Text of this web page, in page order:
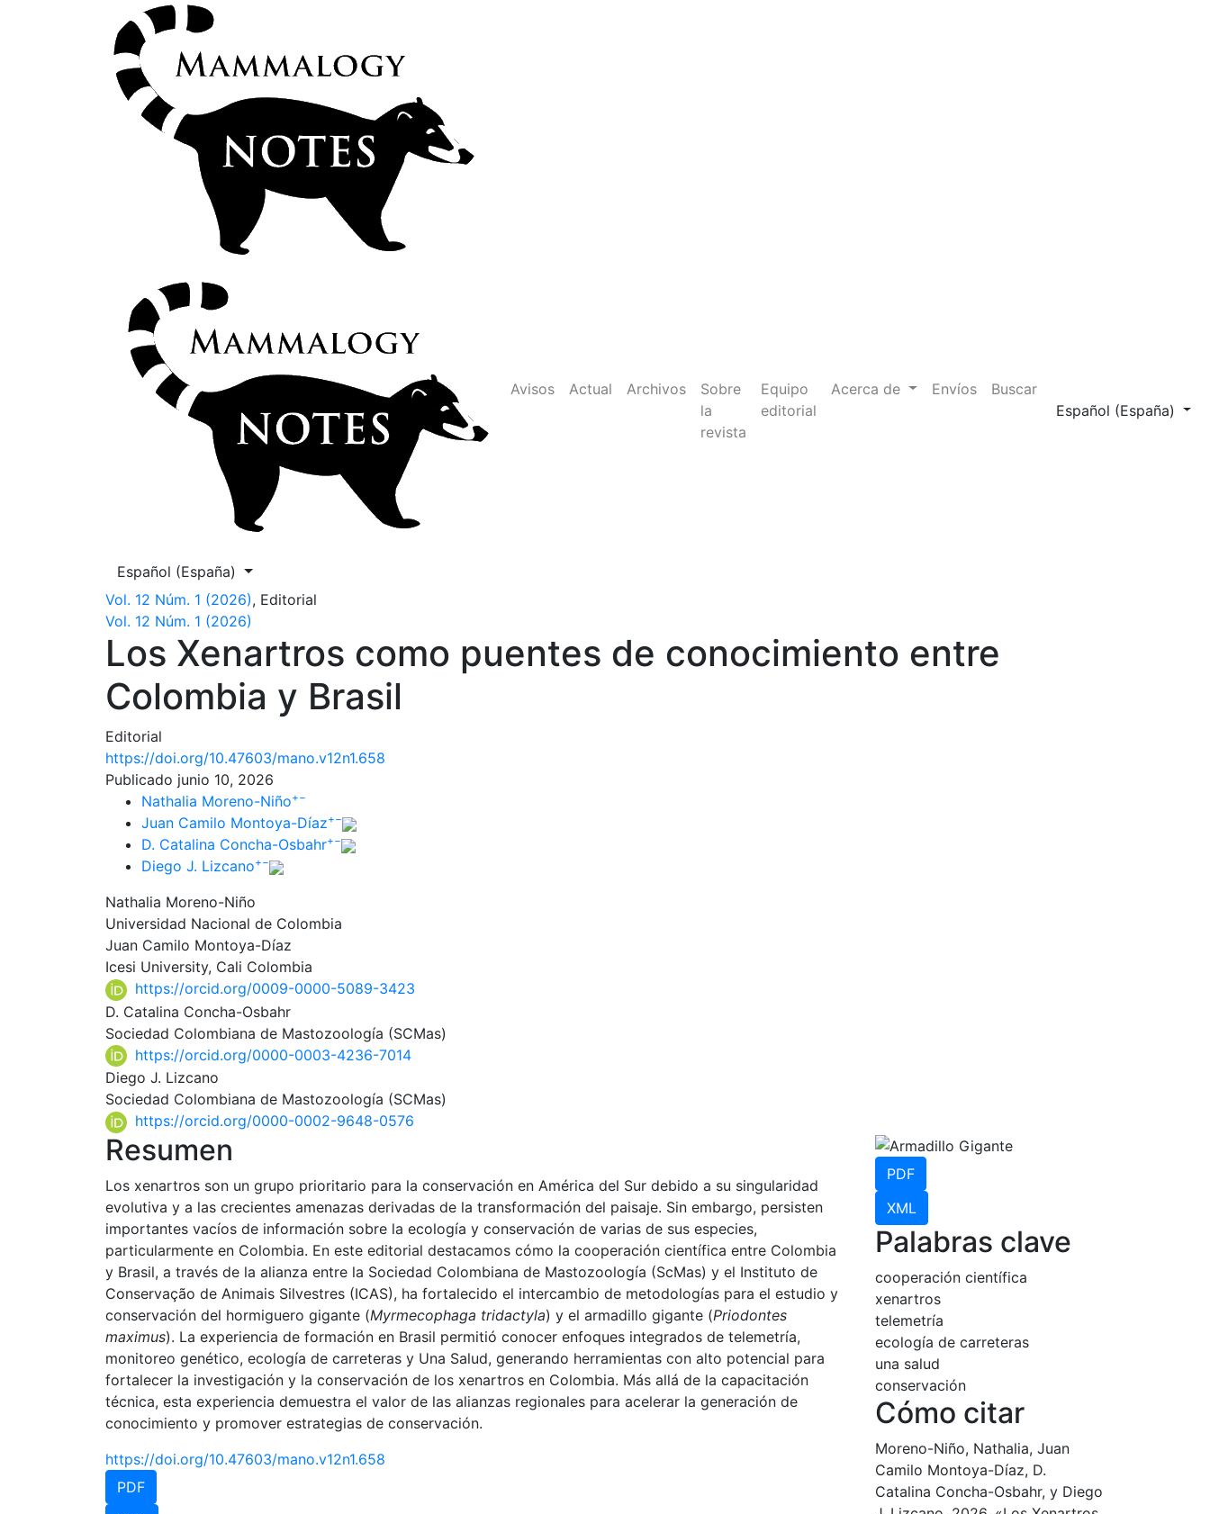
Los Xenartros como puentes de conocimiento entre Colombia y Brasil
Avisos Actual Archivos
Sobre
la
revista
Equipo
editorial
Acerca de Envíos
Buscar
Cambiar el idioma. El
Español (España)
Cambiar el idioma. El actual es:
Español (España)
Vol. 12 Núm. 1 (2026), Editorial
Vol. 12 Núm. 1 (2026)
Los Xenartros como puentes de conocimiento entre
Colombia y Brasil
Editorial
https://doi.org/10.47603/mano.v12n1.658
Publicado junio 10, 2026
Nathalia Moreno-Niño+−
Juan Camilo Montoya-Díaz+−
D. Catalina Concha-Osbahr+−
Diego J. Lizcano+−
Nathalia Moreno-Niño
Universidad Nacional de Colombia
Juan Camilo Montoya-Díaz
Icesi University, Cali Colombia
https://orcid.org/0009-0000-5089-3423
D. Catalina Concha-Osbahr
Sociedad Colombiana de Mastozoología (SCMas)
https://orcid.org/0000-0003-4236-7014
Diego J. Lizcano
Sociedad Colombiana de Mastozoología (SCMas)
https://orcid.org/0000-0002-9648-0576
PDF
XML
Palabras clave
cooperación científica
xenartros
telemetría
ecología de carreteras
una salud
conservación
Cómo citar
Moreno-Niño, Nathalia, Juan
Camilo Montoya-Díaz, D.
Catalina Concha-Osbahr, y Diego
Resumen
Los xenartros son un grupo prioritario para la conservación en América del Sur debido a su singularidad
evolutiva y a las crecientes amenazas derivadas de la transformación del paisaje. Sin embargo, persisten
importantes vacíos de información sobre la ecología y conservación de varias de sus especies,
particularmente en Colombia. En este editorial destacamos cómo la cooperación científica entre Colombia
y Brasil, a través de la alianza entre la Sociedad Colombiana de Mastozoología (ScMas) y el Instituto de
Conservação de Animais Silvestres (ICAS), ha fortalecido el intercambio de metodologías para el estudio y
conservación del hormiguero gigante (Myrmecophaga tridactyla) y el armadillo gigante (Priodontes
maximus). La experiencia de formación en Brasil permitió conocer enfoques integrados de telemetría,
monitoreo genético, ecología de carreteras y Una Salud, generando herramientas con alto potencial para
fortalecer la investigación y la conservación de los xenartros en Colombia. Más allá de la capacitación
técnica, esta experiencia demuestra el valor de las alianzas regionales para acelerar la generación de
conocimiento y promover estrategias de conservación.
https://doi.org/10.47603/mano.v12n1.658
PDF